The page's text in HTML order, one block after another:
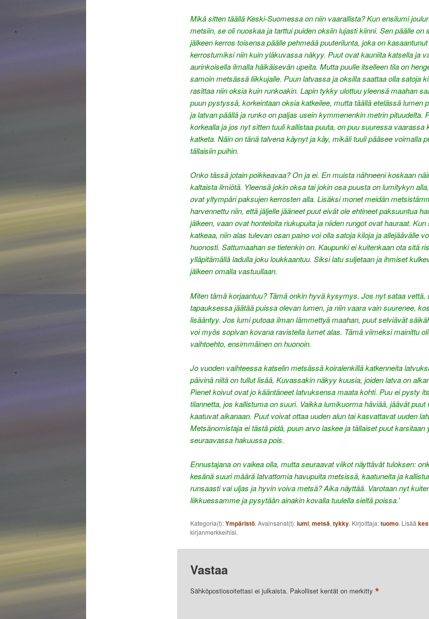
Mikä sitten täällä Keski-Suomessa on niin vaarallista? Kun ensilumi
metsiin, se oli nuoskaa ja tarttui puiden oksiin lujasti kiinni. Sen päälle on
jälkeen kerros toisensa päälle pehmeää puuterilunta, joka on
kerrostumiksi niin kuin yläkuvassa näkyy. Puut ovat kauniita katsella ja
aurinkoisella ilmalla häikäisevän upeita. Mutta puulle itselleen tila on
samoin metsässä liikkujalle. Puun latvassa ja oksilla saattaa olla satoja
rasittaa niin oksia kuin runkoakin. Lapin tykky ulottuu yleensä maahan
puun pystyssä, korkeintaan oksia katkeilee, mutta täällä etelässä lumen
ja latvan päällä ja runko on paljas usein kymmenenkin metrin pituudelta.
korkealla ja jos nyt sitten tuuli kallistaa puuta, on puu suuressa vaarassa
katketa. Näin on tänä talvena käynyt ja käy, mikäli tuuli pääsee voimalla
tällaisiin puihin.
Onko tässä jotain poikkeavaa? On ja ei. En muista nähneeni koskaan
kaltaista ilmiötä. Yleensä jokin oksa tai jokin osa puusta on lumitykyn
ovat yltympäri paksujen kerrosten alla. Lisäksi monet meidän
harvennettu niin, että jäljelle jääneet puut eivät ole ehtineet paksuuntua
jälkeen, vaan ovat honteloita riukupuita ja niiden rungot ovat hauraat. Kun
katkeaa, niin alas tulevan osan paino voi olla satoja kiloja ja allejäävälle
huonosti. Sattumaahan se tietenkin on. Kaupunki ei kuitenkaan ota sitä
ylläpitämällä ladulla joku loukkaantuu. Siksi latu suljetaan ja ihmiset
jälkeen omalla vastuullaan.
Miten tämä korjaantuu? Tämä onkin hyvä kysymys. Jos nyt sataa vettä,
tapauksessa jäätää puissa olevan lumen, ja niin vaara vain suurenee,
lisääntyy. Jos lumi putoaa ilman lämmettyä maahan, puut selviävät
voi myös sopivan kovana ravistella lumet alas. Tämä viimeksi mainittu
vaihtoehto, ensimmäinen on huonoin.
Jo vuoden vaihteessa katselin metsässä koiralenkillä katkenneita
päivinä niitä on tullut lisää, Kuvassakin näkyy kuusia, joiden latva on
Pienet koivut ovat jo kääntäneet latvuksensa maata kohti. Puu ei pysty
tilannetta, jos kallistuma on suuri. Vaikka lumikuorma häviää, jäävät puut
kaatuvat aikanaan. Puut voivat ottaa uuden alun tai kasvattavat uuden
Metsänomistaja ei tästä pidä, puun arvo laskee ja tällaiset puut karsitaan
seuraavassa hakuussa pois.
Ennustajana on vaikea olla, mutta seuraavat viikot näyttävät tuloksen:
kesänä suuri määrä latvattomia havupuita metsissä, kaatuneita ja
runsaasti vai uljas ja hyvin voiva metsä? Aika näyttää. Varotaan nyt
liikkuessamme ja pysytään ainakin kovalla tuulella sieltä poissa.’
Kategoria(t):Ympäristö. Avainsanat(t):lumi, metsä, tykky. Kirjoittaja:tuomo. Lisää
kirjanmerkkeihisi.
Vastaa
Sähköpostiosoitettasi ei julkaista. Pakolliset kentät on merkitty *